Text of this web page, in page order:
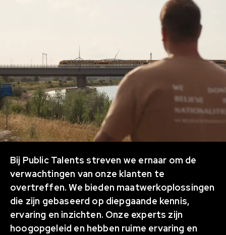
Bij Public Talents streven we ernaar om de
verwachtingen van onze klanten te
overtreffen. We bieden maatwerkoplossingen
die zijn gebaseerd op diepgaande kennis,
ervaring en inzichten. Onze experts zijn
hoogopgeleid en hebben ruime ervaring en